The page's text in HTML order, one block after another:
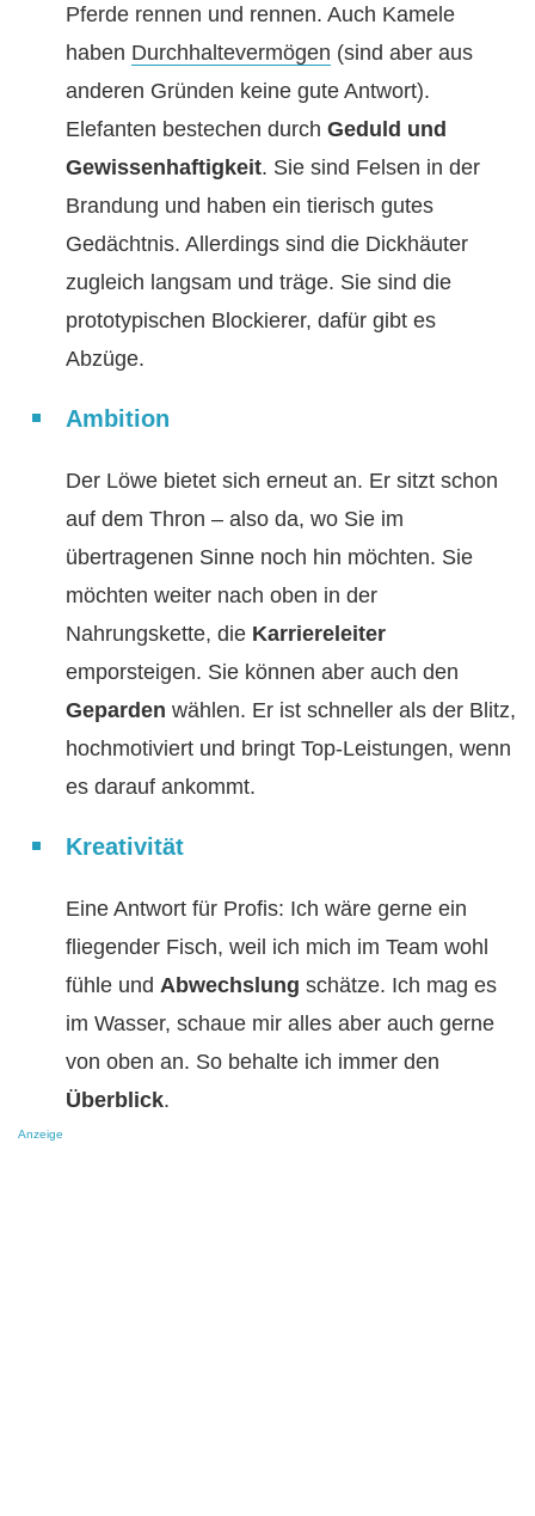
Pferde rennen und rennen. Auch Kamele
haben Durchhaltevermögen (sind aber aus
anderen Gründen keine gute Antwort).
Elefanten bestechen durch Geduld und
Gewissenhaftigkeit. Sie sind Felsen in der
Brandung und haben ein tierisch gutes
Gedächtnis. Allerdings sind die Dickhäuter
zugleich langsam und träge. Sie sind die
prototypischen Blockierer, dafür gibt es
Abzüge.
Ambition
Der Löwe bietet sich erneut an. Er sitzt schon
auf dem Thron – also da, wo Sie im
übertragenen Sinne noch hin möchten. Sie
möchten weiter nach oben in der
Nahrungskette, die Karriereleiter
emporsteigen. Sie können aber auch den
Geparden wählen. Er ist schneller als der Blitz,
hochmotiviert und bringt Top-Leistungen, wenn
es darauf ankommt.
Kreativität
Eine Antwort für Profis: Ich wäre gerne ein
fliegender Fisch, weil ich mich im Team wohl
fühle und Abwechslung schätze. Ich mag es
im Wasser, schaue mir alles aber auch gerne
von oben an. So behalte ich immer den
Überblick.
Anzeige